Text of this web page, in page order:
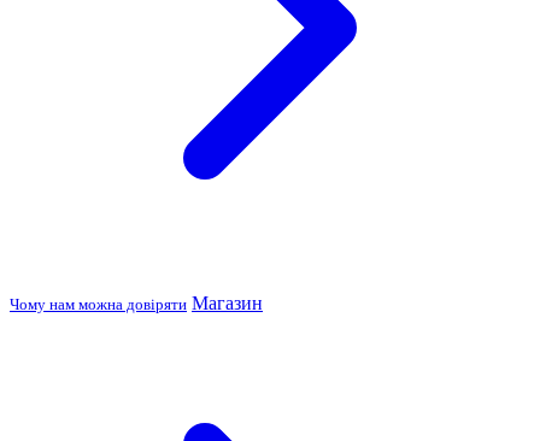
Чому нам можна довіряти Магазин